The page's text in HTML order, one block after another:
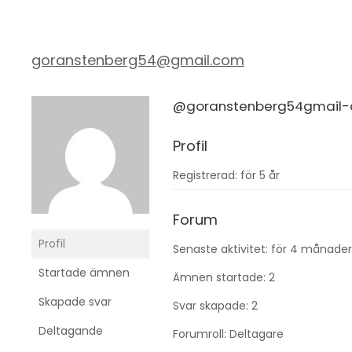
goranstenberg54@gmail.com
Profil
Startade ämnen
Skapade svar
Deltagande
Profil
Registrerad: för 5 år
Forum
Senaste aktivitet: för 4 månader
Ämnen startade: 2
Svar skapade: 2
Forumroll: Deltagare